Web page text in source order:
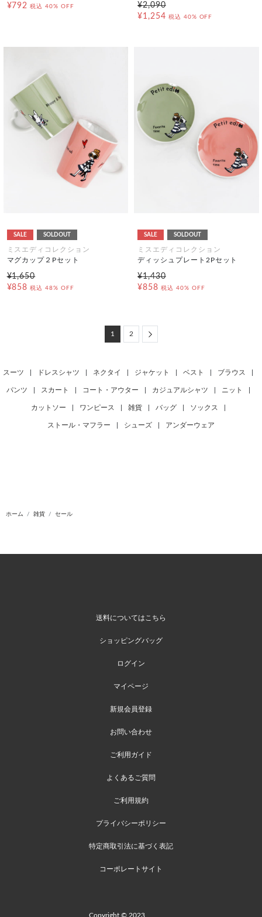
¥792 税込 40% OFF
¥2,090
¥1,254 税込 40% OFF
SALE SOLDOUT
ミスエディコレクション
マグカップ２Pセット
¥1,650
¥858 税込 48% OFF
SALE SOLDOUT
ミスエディコレクション
ディッシュプレート2Pセット
¥1,430
¥858 税込 40% OFF
1 2 Next
スーツ ドレスシャツ ネクタイ ジャケット ベスト ブラウス
パンツ スカート コート・アウター カジュアルシャツ ニット
カットソー ワンピース 雑貨 バッグ ソックス
ストール・マフラー シューズ アンダーウェア
ホーム 雑貨 セール
送料についてはこちら
ショッピングバッグ
ログイン
マイページ
新規会員登録
お問い合わせ
ご利用ガイド
よくあるご質問
ご利用規約
プライバシーポリシー
特定商取引法に基づく表記
コーポレートサイト
Copyright © 2023